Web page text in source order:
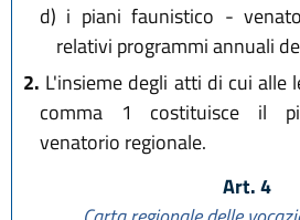
d) i piani faunistico -
relativi programmi annuali
2. L'insieme degli atti di cui alle
comma 1 costituisce il
venatorio regionale.
Art. 4